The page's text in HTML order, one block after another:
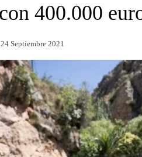
400.000
24 Septiembre 2021